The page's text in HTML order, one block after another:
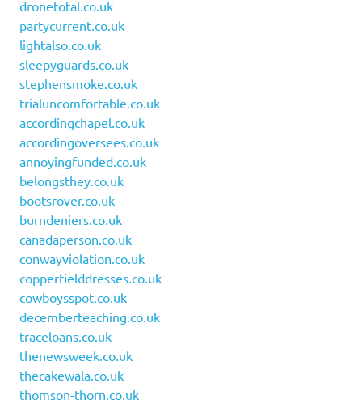
dronetotal.co.uk
partycurrent.co.uk
lightalso.co.uk
sleepyguards.co.uk
stephensmoke.co.uk
trialuncomfortable.co.uk
accordingchapel.co.uk
accordingoversees.co.uk
annoyingfunded.co.uk
belongsthey.co.uk
bootsrover.co.uk
burndeniers.co.uk
canadaperson.co.uk
conwayviolation.co.uk
copperfielddresses.co.uk
cowboysspot.co.uk
decemberteaching.co.uk
traceloans.co.uk
thenewsweek.co.uk
thecakewala.co.uk
thomson-thorn.co.uk